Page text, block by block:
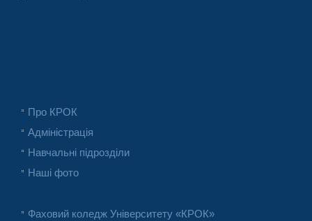
Про КРОК
Адміністрація
Навчальні підрозділи
Наші фото
Фаховий коледж Університету «КРОК»